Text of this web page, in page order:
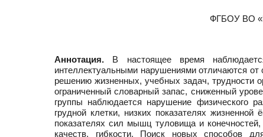
ФГБОУ ВО
Аннотация. В настоящее время
интеллектуальными нарушениями отличаются
решению жизненных, учебных задач, трудности
ограниченный словарный запас, сниженный
группы наблюдается нарушение физического
грудной клетки, низких показателях
показателях сил мышц туловища и
качеств, гибкости. Поиск новых способов